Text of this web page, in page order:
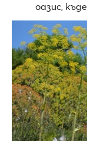
оазис,